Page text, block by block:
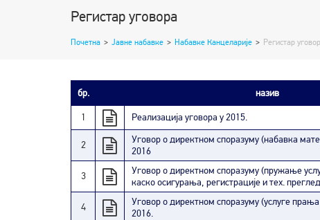
Регистар уговора
Почетна > Јавне набавке > Набавке Канцеларије > Регистар
бр. назив
1 Реализација уговора у 2015.
2
Уговор о директном споразуму (набавка
2016
3
Уговор о директном споразуму (пружање
каско осигурања, регистрације и тех.
4
Уговор о директном споразуму (услуге
2016.